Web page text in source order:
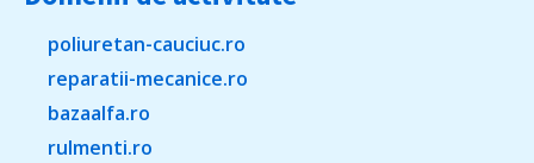
poliuretan-cauciuc.ro
reparatii-mecanice.ro
bazaalfa.ro
rulmenti.ro